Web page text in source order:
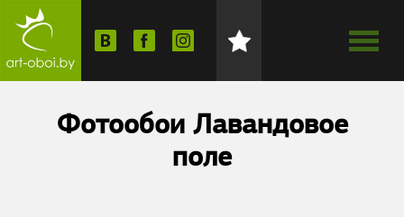
Фотообои Лавандовое
поле